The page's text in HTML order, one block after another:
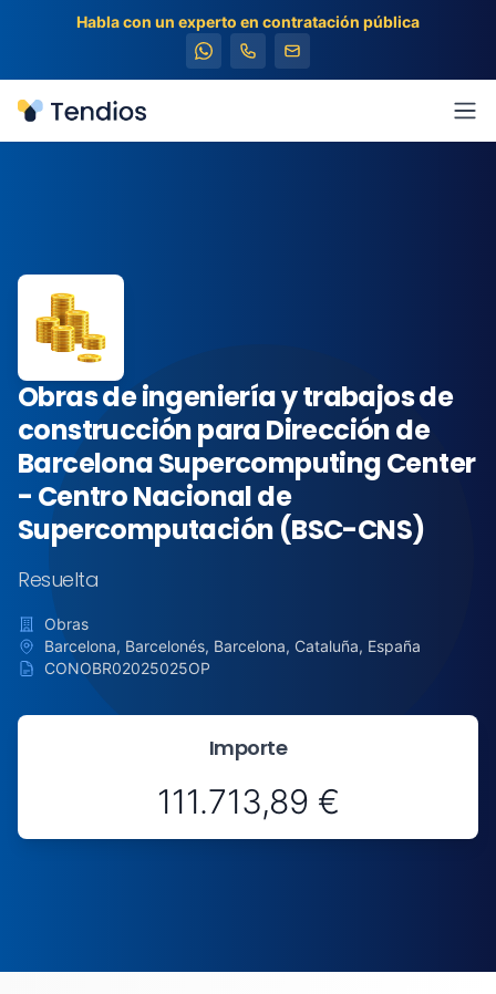
Habla con un experto en contratación pública
Tendios
Obras de ingeniería y trabajos de
construcción para Dirección de
Barcelona Supercomputing Center
- Centro Nacional de
Supercomputación (BSC-CNS)
Resuelta
Obras
Barcelona, Barcelonés, Barcelona, Cataluña, España
CONOBR02025025OP
Importe
111.713,89 €